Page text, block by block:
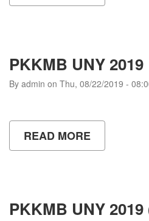
PKKMB UNY 2019
By admin on Thu, 08/22/2019 -
READ MORE
PKKMB
PKKMB UNY